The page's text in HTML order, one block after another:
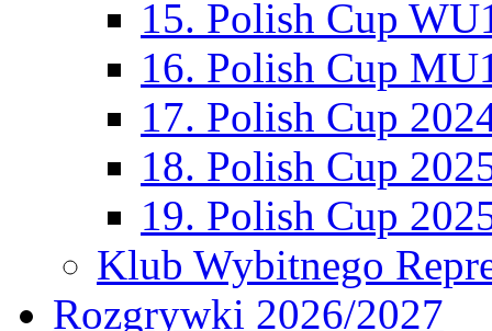
15. Polish Cup
16. Polish Cup
17. Polish Cup
18. Polish Cup
19. Polish Cup
Klub Wybitnego
Rozgrywki 2026/2027